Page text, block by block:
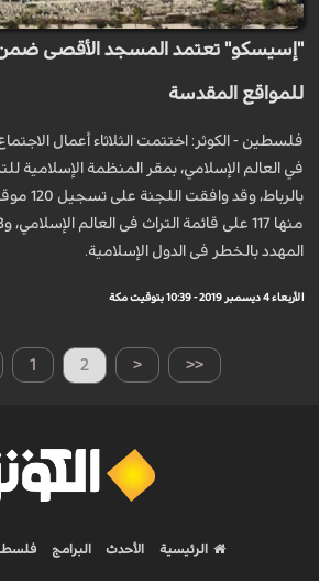
"إسيسكو" تعتمد المسجد الأقصى
للمواقع المقدسة
فلسطين - الكوثر: اختتمت الثلاثاء أعمال
في العالم الإسلامي، بمقر المنظمة الإسلامية
بالرباط،
المهدد بالخطر فى الدول الإسلامية.
الأربعاء 4 ديسمبر 2019 - 10:39 بتوقيت مكة
1 2 < <<
الرئيسية الأحدث البرامج